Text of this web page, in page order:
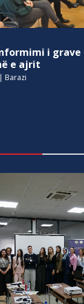
i grave
e ajrit
Barazi